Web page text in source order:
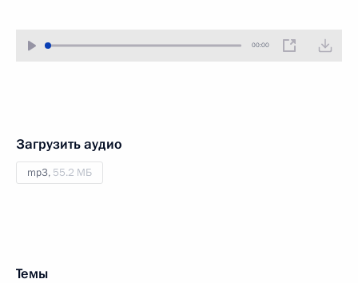
00:00
Загрузить аудио
mp3, 55.2 МБ
Темы